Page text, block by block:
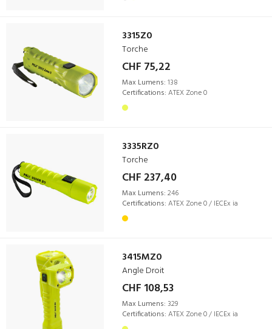
3315Z0
Torche
CHF 75,22
Max Lumens: 138
Certifications: ATEX Zone 0
3335RZ0
Torche
CHF 237,40
Max Lumens: 246
Certifications: ATEX Zone 0 / IECEx ia
3415MZ0
Angle Droit
CHF 108,53
Max Lumens: 329
Certifications: ATEX Zone 0 / IECEx ia